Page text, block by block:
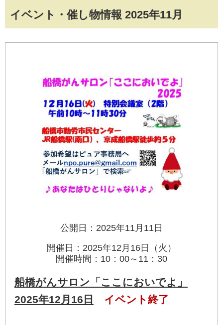
イベント・催し物情報 2025年11月
公開日：2025年11月11日
開催日：2025年12月16日（火）
開催時間：10：00～11：30
船橋がんサロン「ここにおいでよ」
2025年12月16日
イベント終了